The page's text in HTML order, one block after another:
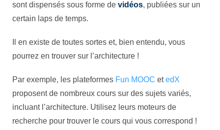
sont dispensés sous forme de vidéos, publiées sur un
certain laps de temps.
Il en existe de toutes sortes et, bien entendu, vous
pourrez en trouver sur l’architecture !
Par exemple, les plateformes Fun MOOC etedX
proposent de nombreux cours sur des sujets variés,
incluant l’architecture. Utilisez leurs moteurs de
recherche pour trouver le cours qui vous correspond !